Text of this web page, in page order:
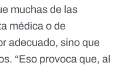
muchas de las
médica o de
adecuado, sino que
“Eso provoca que, al